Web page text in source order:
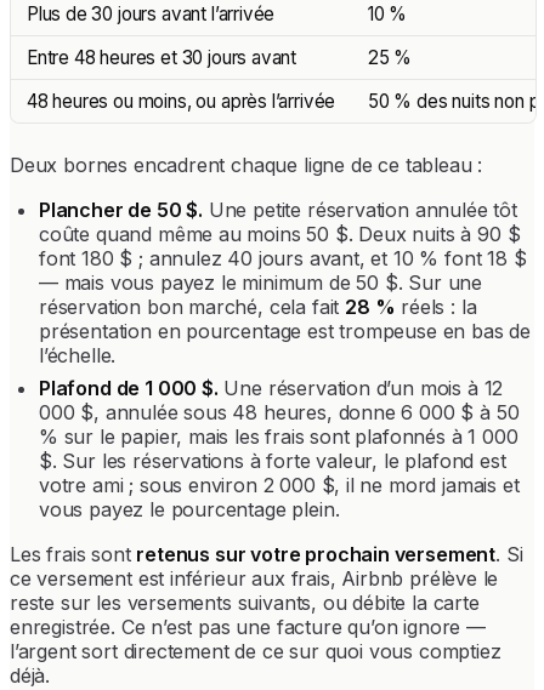
Plus de 30 jours avant l’arrivée
10 %
Entre 48 heures et 30 jours avant
25 %
48 heures ou moins, ou après l’arrivée
50 % des nuits non
Deux bornes encadrent chaque ligne de ce tableau :
Plancher de 50 $. Une petite réservation annulée tôt
coûte quand même au moins 50 $. Deux nuits à 90 $
font 180 $ ; annulez 40 jours avant, et 10 % font 18 $
— mais vous payez le minimum de 50 $. Sur une
réservation bon marché, cela fait 28 % réels : la
présentation en pourcentage est trompeuse en bas de
l’échelle.
Plafond de 1 000 $. Une réservation d’un mois à 12
000 $, annulée sous 48 heures, donne 6 000 $ à 50
% sur le papier, mais les frais sont plafonnés à 1 000
$. Sur les réservations à forte valeur, le plafond est
votre ami ; sous environ 2 000 $, il ne mord jamais et
vous payez le pourcentage plein.
Les frais sont retenus sur votre prochain versement. Si
ce versement est inférieur aux frais, Airbnb prélève le
reste sur les versements suivants, ou débite la carte
enregistrée. Ce n’est pas une facture qu’on ignore —
l’argent sort directement de ce sur quoi vous comptiez
déjà.